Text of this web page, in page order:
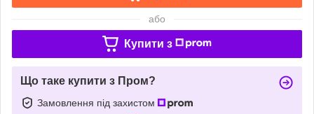
або
Купити з
Що таке купити з Пром?
Замовлення під захистом